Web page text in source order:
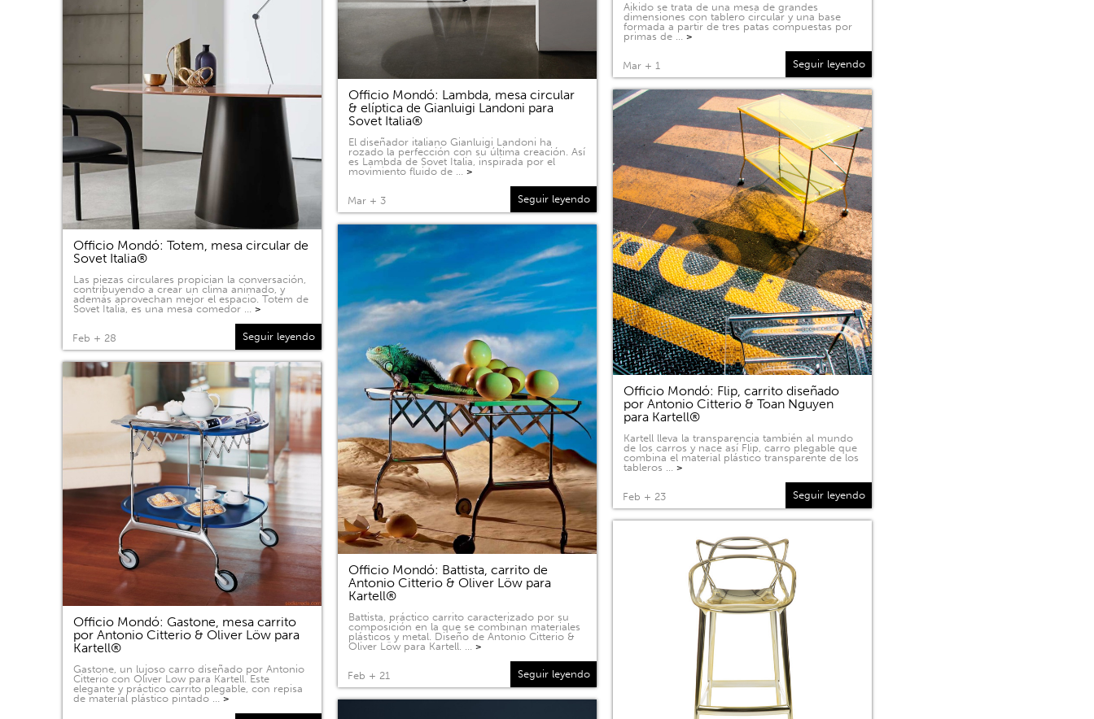
Officio Mondó: Lambda, mesa circular
& elíptica de Gianluigi Landoni para
Sovet Italia®
El diseñador italiano Gianluigi Landoni ha
rozado la perfección con su última creación. Así
es Lambda de Sovet Italia, inspirada por el
movimiento fluido de … >
Mar + 3 Seguir leyendo
Aikido se trata de una mesa de grandes
dimensiones con tablero circular y una base
formada a partir de tres patas compuestas por
primas de … >
Mar + 1 Seguir leyendo
Officio Mondó: Totem, mesa circular de
Sovet Italia®
Las piezas circulares propician la conversación,
contribuyendo a crear un clima animado, y
además aprovechan mejor el espacio. Totem de
Sovet Italia, es una mesa comedor … >
Feb + 28 Seguir leyendo
Officio Mondó: Flip, carrito diseñado
por Antonio Citterio & Toan Nguyen
para Kartell®
Kartell lleva la transparencia también al mundo
de los carros y nace así Flip, carro plegable que
combina el material plástico transparente de los
tableros … >
Feb + 23 Seguir leyendo
Officio Mondó: Battista, carrito de
Antonio Citterio & Oliver Löw para
Kartell®
Battista, práctico carrito caracterizado por su
composición en la que se combinan materiales
plásticos y metal. Diseño de Antonio Citterio &
Oliver Löw para Kartell. … >
Feb + 21 Seguir leyendo
Officio Mondó: Gastone, mesa carrito
por Antonio Citterio & Oliver Löw para
Kartell®
Gastone, un lujoso carro diseñado por Antonio
Citterio con Oliver Low para Kartell. Este
elegante y práctico carrito plegable, con repisa
de material plástico pintado …>